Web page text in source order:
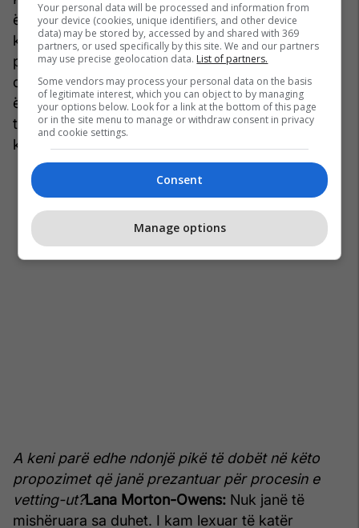
është top-prioritet ose njëri nga prioritetet
kryesore të qeverisë së re. Qytetarët kanë votuar
për qeverinë dhe ky prioritet, është ajo që
qytetarët po kërkojnë që të bëhet. Besoj se nuk
është detyrë e imja që të them se vetting-u duhet
të jetë më poshtë në listën e prioriteteve sepse
kjo është ajo për të cilën qytetarët kanë kërkuar.
A keni parë edhe ndonjë pikë të dobët në këto
propozimet që janë prezantuar për procesin e
vetting-ut?Lana Morton-Owens: Nuk janë të
mishëruara sa duhet. I kam lexuar të katër
Your personal data will be processed and information from
your device (cookies, unique identifiers, and other device
data) may be stored by, accessed by and shared with 369
partners, or used specifically by this site. We and our partners
may use precise geolocation data. List of partners.
Some vendors may process your personal data on the basis
of legitimate interest, which you can object to by managing
your options below. Look for a link at the bottom of this page
or in the site menu to manage or withdraw consent in privacy
and cookie settings.
Consent
Manage options